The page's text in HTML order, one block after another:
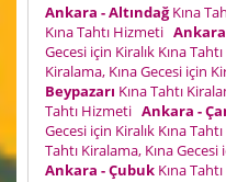
Ankara - AltındağKına
Kına Tahtı Hizmeti
Gecesi için Kiralık Kına
Kiralama, Kına Gecesi için
Beypazarı Kına Tahtı
Tahtı Hizmeti Ankara -
Gecesi için Kiralık Kına
Tahtı Kiralama, Kına
Ankara - Çubuk Kına